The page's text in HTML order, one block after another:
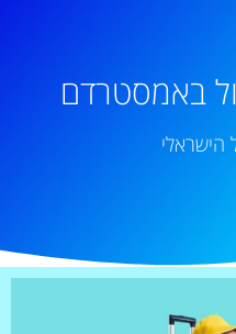
באמסטרדם
הישראלי